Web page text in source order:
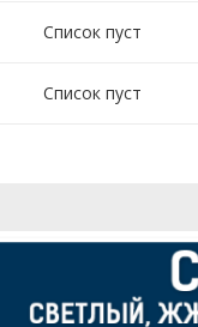
Cписок пуст
Cписок пуст